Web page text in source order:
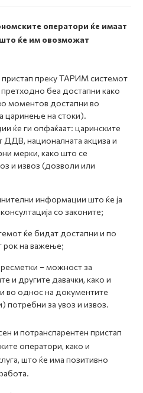
оператори ќе имаат
ќе им овозможат
преку ТАРИМ системот
беа достапни како
моментов достапни во
царинење на стоки).
ќе ги опфаќаат: царинските
ДДВ, националната акциза и
мерки, како што се
и извоз (дозволи или
информации што ќе ја
со законите;
ќе бидат достапни и по
рок на важење;
– можност за
и другите давачки, како и
во однос на документите
потребни за увоз и извоз.
и потранспарентен пристап
оператори, како и
што ќе има позитивно